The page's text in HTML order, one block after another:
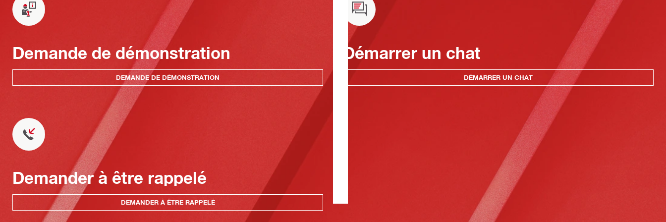
Demande de démonstration
DEMANDE DE DÉMONSTRATION
Démarrer un chat
DÉMARRER UN CHAT
Demander à être rappelé
DEMANDER À ÊTRE RAPPELÉ